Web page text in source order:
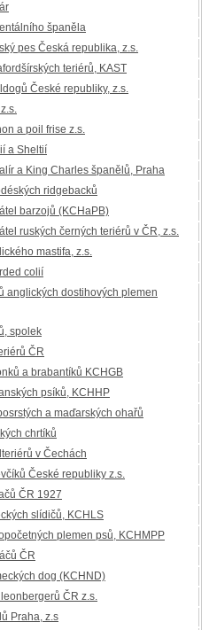
španěla
pes Česká republika, z.s.
teriérů, KAST
České republiky, z.s.
a poil frise z.s.
a Sheltií
a King Charles španělů, Praha
ridgebacků
barzojů (KCHaPB)
ruských černých teriérů v ČR, z.s.
mastifa, z.s.
colií
anglických dostihových plemen
spolek
ČR
a brabantíků KCHGB
psíků, KCHHP
a maďarských ohařů
chrtíků
v Čechách
České republiky z.s.
ČR 1927
slídičů, KCHLS
plemen psů, KCHMPP
ČR
dog (KCHND)
ČR z.s.
Praha, z.s